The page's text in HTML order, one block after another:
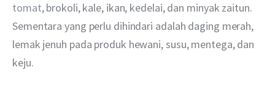
tomat, brokoli, kale, ikan, kedelai, dan minyak zaitun.
Sementara yang perlu dihindari adalah daging merah,
lemak jenuh pada produk hewani, susu, mentega, dan
keju.